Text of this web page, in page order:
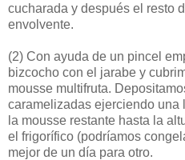
cucharada y después el resto
envolvente.
(2) Con ayuda de un pincel
bizcocho con el jarabe y
mousse multifruta.
caramelizadas ejerciendo una
la mousse restante hasta la
el frigorífico (podríamos
mejor de un día para otro.